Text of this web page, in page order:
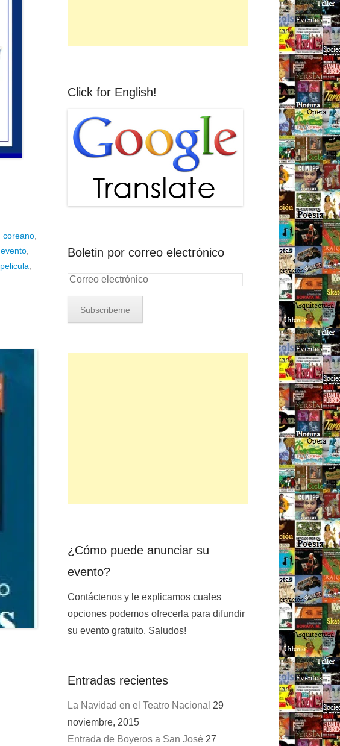
coreano
evento
pelicula
Click for English!
Boletin por correo electrónico
¿Cómo puede anunciar su
evento?
Contáctenos y le explicamos cuales
opciones podemos ofrecerla para difundir
su evento gratuito. Saludos!
Entradas recientes
La Navidad en el Teatro Nacional 29
noviembre, 2015
Entrada de Boyeros a San José 27